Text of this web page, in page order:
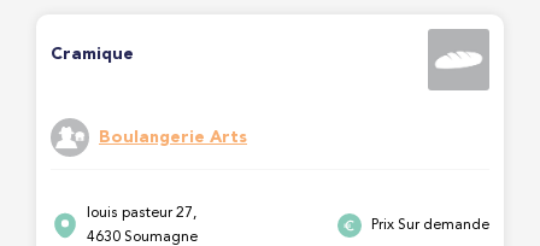
Cramique
Boulangerie Arts
louis pasteur 27,
4630 Soumagne
Prix Sur demande